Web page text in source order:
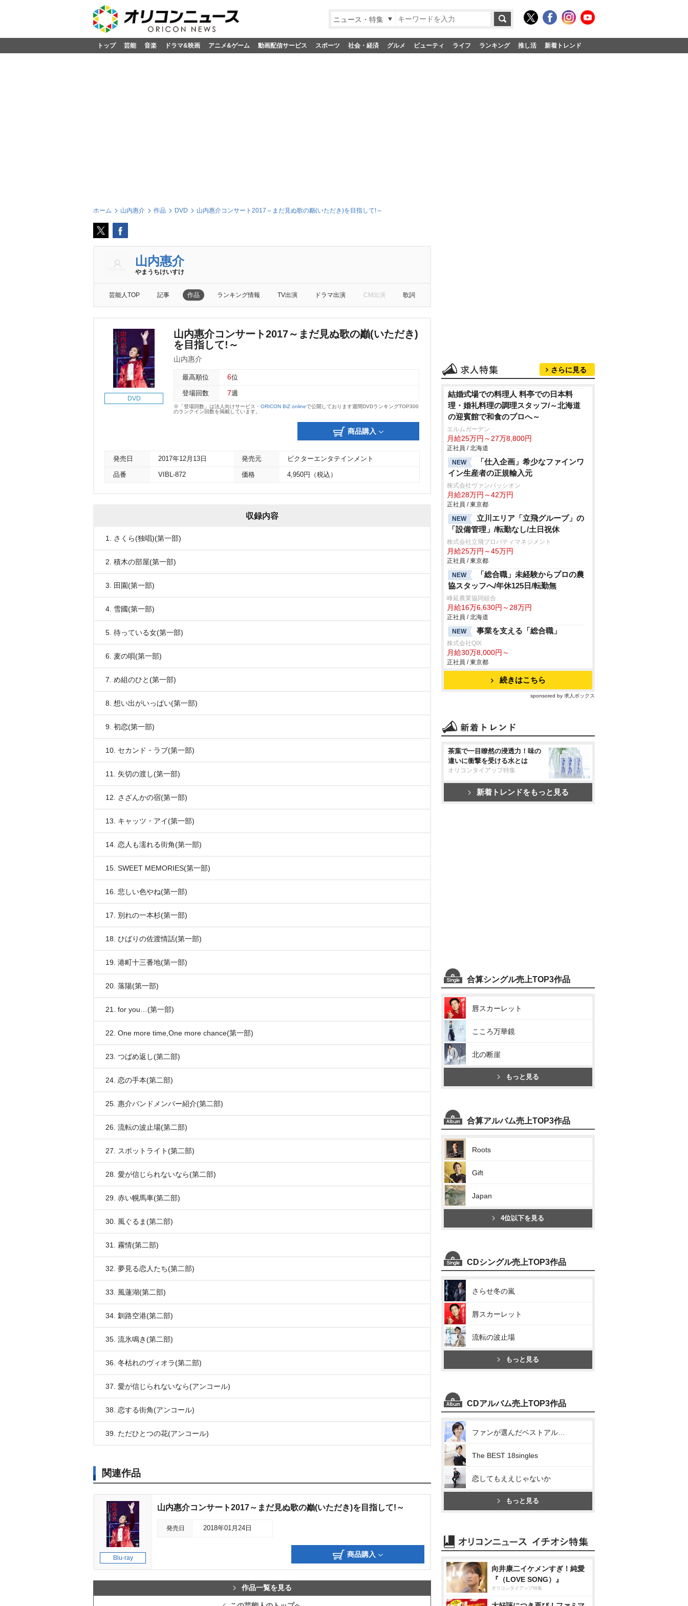
ニュース・特集
トップ 芸能 音楽 ドラマ&映画 アニメ&ゲーム 動画配信サービス スポーツ 社会・経済 グルメ ビューティ ライフ ランキング 推し活 新着トレンド
ホーム 山内惠介 作品 DVD 山内惠介コンサート2017～まだ見ぬ歌の巓(いただき)を目指して!～
山内惠介
まうちけいすけ
芸能人TOP 記事 作品 ランキング情報 TV出演 ドラマ出演 CM出演 歌詞
DVD
山内惠介コンサート2017～まだ見ぬ歌の巓(いただき)
を目指して!～
山内惠介
最高順位 6位
登場回数 7週
※「登場回数」は法人向けサービス・ ORICON BiZ onlineで公開しております週間DVDランキングTOP300
のランクイン回数を掲載しています。
商品購入
発売日 2017年12月13日 発売元 ビクターエンタテインメント
品番 VIBL-872 価格 4,950円（税込）
収録内容
1. さくら(独唱)(第一部)
2. 積木の部屋(第一部)
3. 田園(第一部)
4. 雪國(第一部)
5. 待っている女(第一部)
6. 麦の唄(第一部)
7. め組のひと(第一部)
8. 想い出がいっぱい(第一部)
9. 初恋(第一部)
10. セカンド・ラブ(第一部)
11. 矢切の渡し(第一部)
12. さざんかの宿(第一部)
13. キャッツ・アイ(第一部)
14. 恋人も濡れる街角(第一部)
15. SWEET MEMORIES(第一部)
16. 悲しい色やね(第一部)
17. 別れの一本杉(第一部)
18. ひばりの佐渡情話(第一部)
19. 港町十三番地(第一部)
20. 落陽(第一部)
21. for you…(第一部)
22. One more time,One more chance(第一部)
23. つばめ返し(第二部)
24. 恋の手本(第二部)
25. 惠介バンドメンバー紹介(第二部)
26. 流転の波止場(第二部)
27. スポットライト(第二部)
28. 愛が信じられないなら(第二部)
29. 赤い幌馬車(第二部)
30. 風ぐるま(第二部)
31. 霧情(第二部)
32. 夢見る恋人たち(第二部)
33. 風蓮湖(第二部)
34. 釧路空港(第二部)
35. 流氷鳴き(第二部)
36. 冬枯れのヴィオラ(第二部)
37. 愛が信じられないなら(アンコール)
38. 恋する街角(アンコール)
39. ただひとつの花(アンコール)
関連作品
Blu-ray
山内惠介コンサート2017～まだ見ぬ歌の巓(いただき)を目指して!～
発売日 2018年01月24日
商品購入
作品一覧を見る
さらに見る
結婚式場での料理人 料亭での日本料
理・婚礼料理の調理スタッフ/～北海道
の迎賓館で和食のプロへ～
エルムガーデン
月給25万円～27万8,800円
正社員 / 北海道
NEW
「仕入企画」希少なファインワ
イン生産者の正規輸入元
株式会社ヴァンパッシオン
月給28万円～42万円
正社員 / 東京都
NEW
立川エリア「立飛グループ」の
「設備管理」/転勤なし/土日祝休
株式会社立飛プロパティマネジメント
月給25万円～45万円
正社員 / 東京都
NEW
「総合職」未経験からプロの農
協スタッフへ/年休125日/転勤無
峰延農業協同組合
月給16万6,630円～28万円
正社員 / 北海道
NEW
事業を支える「総合職」
株式会社QIX
月給30万8,000円～
正社員 / 東京都
続きはこちら
sponsored by 求人ボックス
茶葉で一目瞭然の浸透力！味の
違いに衝撃を受ける水とは
オリコンタイアップ特集
新着トレンドをもっと見る
合算シングル売上TOP3作品
唇スカーレット
こころ万華鏡
北の断崖
もっと見る
合算アルバム売上TOP3作品
Roots
Gift
Japan
4位以下を見る
CDシングル売上TOP3作品
さらせ冬の嵐
唇スカーレット
流転の波止場
もっと見る
CDアルバム売上TOP3作品
The BEST 18singles
恋してもええじゃないか
もっと見る
向井康二イケメンすぎ！純愛
『（LOVE SONG）』
オリコンタイアップ特集